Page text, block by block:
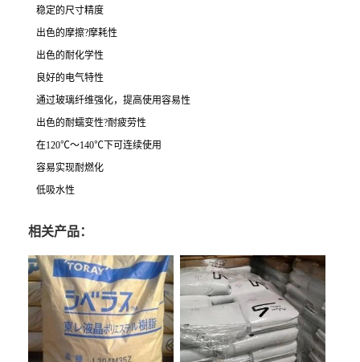
稳定的尺寸精度
出色的摩擦?摩耗性
出色的耐化学性
良好的电气特性
通过玻璃纤维强化，提高使用容易性
出色的耐蠕变性?耐疲劳性
在120℃～140℃下可连续使用
容易实现耐燃化
低吸水性
相关产品：